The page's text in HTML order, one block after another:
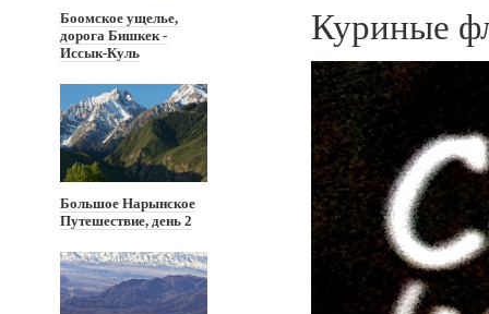
Боомское ущелье,
дорога Бишкек -
Иссык-Куль
Большое Нарынское
Путешествие, день 2
Куриные